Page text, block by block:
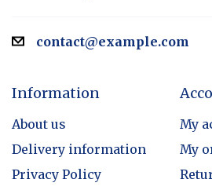
contact@example.com
Information
About us
Delivery information
Privacy Policy
My
My